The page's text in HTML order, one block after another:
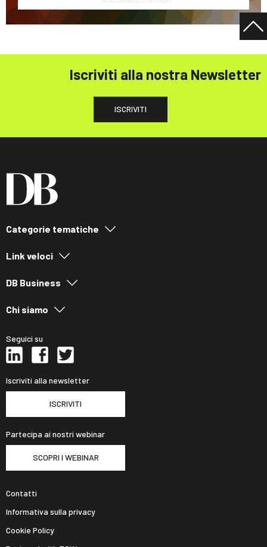
Iscriviti alla nostra Newsletter
ISCRIVITI
Categorie tematiche
Link veloci
DB Business
Chi siamo
Seguici su
Iscriviti alla newsletter
ISCRIVITI
Partecipa ai nostri webinar
SCOPRI I WEBINAR
Contatti
Informativa sulla privacy
Cookie Policy